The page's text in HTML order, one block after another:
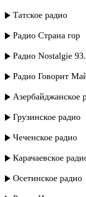
Татское радио
Радио Страна гор
Радио Nostalgie
Радио Говорит
Азербайджанское
Грузинское радио
Чеченское радио
Карачаевское
Осетинское радио
Рустам
Апанди
Мая
Рафига -